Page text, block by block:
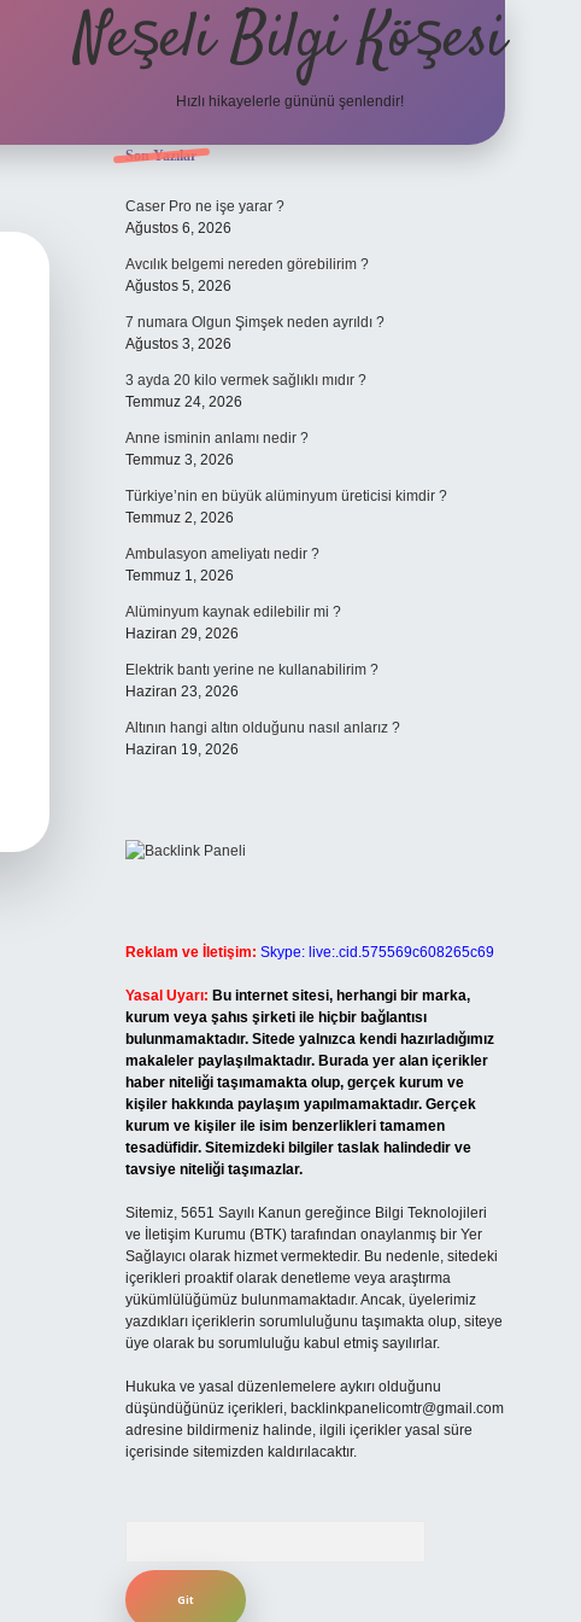
Neşeli Bilgi Köşesi
Hızlı hikayelerle gününü şenlendir!
Sidebar
Son Yazılar
Caser Pro ne işe yarar ?
Ağustos 6, 2026
Avcılık belgemi nereden görebilirim ?
Ağustos 5, 2026
7 numara Olgun Şimşek neden ayrıldı ?
Ağustos 3, 2026
3 ayda 20 kilo vermek sağlıklı mıdır ?
Temmuz 24, 2026
Anne isminin anlamı nedir ?
Temmuz 3, 2026
Türkiye’nin en büyük alüminyum üreticisi kimdir ?
Temmuz 2, 2026
Ambulasyon ameliyatı nedir ?
Temmuz 1, 2026
Alüminyum kaynak edilebilir mi ?
Haziran 29, 2026
Elektrik bantı yerine ne kullanabilirim ?
Haziran 23, 2026
Altının hangi altın olduğunu nasıl anlarız ?
Haziran 19, 2026
Reklam ve İletişim: Skype: live:.cid.575569c608265c69
Yasal Uyarı: Bu internet sitesi, herhangi bir marka,
kurum veya şahıs şirketi ile hiçbir bağlantısı
bulunmamaktadır. Sitede yalnızca kendi hazırladığımız
makaleler paylaşılmaktadır. Burada yer alan içerikler
haber niteliği taşımamakta olup, gerçek kurum ve
kişiler hakkında paylaşım yapılmamaktadır. Gerçek
kurum ve kişiler ile isim benzerlikleri tamamen
tesadüfidir. Sitemizdeki bilgiler taslak halindedir ve
tavsiye niteliği taşımazlar.
Sitemiz, 5651 Sayılı Kanun gereğince Bilgi Teknolojileri
ve İletişim Kurumu (BTK) tarafından onaylanmış bir Yer
Sağlayıcı olarak hizmet vermektedir. Bu nedenle, sitedeki
içerikleri proaktif olarak denetleme veya araştırma
yükümlülüğümüz bulunmamaktadır. Ancak, üyelerimiz
yazdıkları içeriklerin sorumluluğunu taşımakta olup, siteye
üye olarak bu sorumluluğu kabul etmiş sayılırlar.
Hukuka ve yasal düzenlemelere aykırı olduğunu
düşündüğünüz içerikleri, backlinkpanelicomtr@gmail.com
adresine bildirmeniz halinde, ilgili içerikler yasal süre
içerisinde sitemizden kaldırılacaktır.